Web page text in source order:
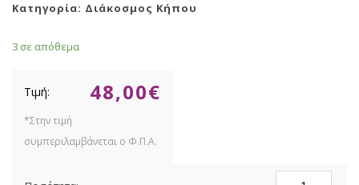
Κατηγορία: Διάκοσμος Κήπου
3 σε απόθεμα
48,00€